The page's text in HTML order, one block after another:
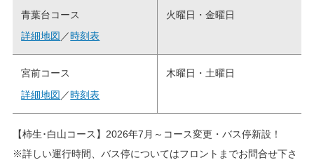
青葉台コース
詳細地図 ／時刻表
火曜日・金曜日
宮前コース
詳細地図 ／時刻表
木曜日・土曜日
【柿生･白山コース】2026年7月～コース変更・バス停新設！
※詳しい運行時間、バス停についてはフロントまでお問合せ下さ